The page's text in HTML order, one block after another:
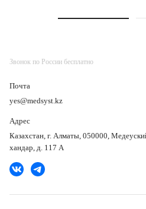
Звонок по России бесплатно
Почта
yes@medsyst.kz
Адрес
Казахстан, г. Алматы, 050000,
хандар, д. 117 А